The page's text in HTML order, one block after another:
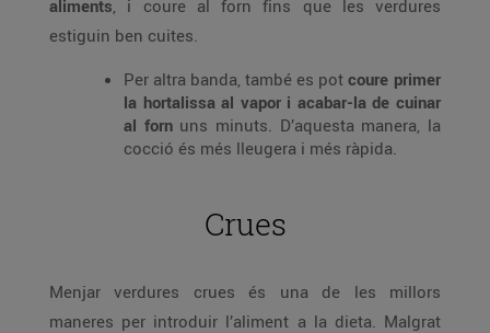
aliments, i coure al forn fins que les verdures
estiguin ben cuites.
Per altra banda, també es pot coure primer
la hortalissa al vapor i acabar-la de cuinar
al forn uns minuts. D’aquesta manera, la
cocció és més lleugera i més ràpida.
Crues
Menjar verdures crues és una de les millors
maneres per introduir l’aliment a la dieta. Malgrat